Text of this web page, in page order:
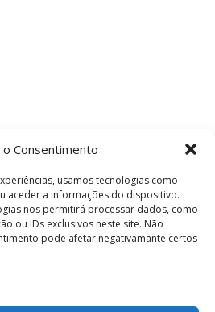
Consentimento
usamos tecnologias como
aceder a informações do dispositivo.
nos permitirá processar dados, como
ou IDs exclusivos neste site. Não
pode afetar negativamante certos